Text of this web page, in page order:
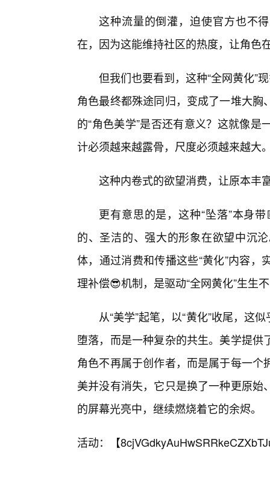
这种流量的倒灌，迫使官方也不
在，因为这能维持社区的热度，让角色
但我们也要看到，这种“全网黄化”
角色最终都殊途同归，变成了一堆大
的“角色美学”是否还有意义？这就像
计必须越来越露骨，尺度必须越来越大
这种内卷式的欲望消费，让原本丰
更有意思的是，这种“坠落”本身
的、圣洁的、强大的形象在欲望中沉
体，通过消费和传播这些“黄化”内容
理补偿😎机制，是驱动“全网黄化”生生
从“美学”起笔，以“黄化”收尾，这
堕落，而是一种复杂的共生。美学提
角色不再属于创作者，而是属于每一
美并没有消失，它只是换了一种更原
的屏幕光亮中，继续燃烧着它的余烬。
活动：【